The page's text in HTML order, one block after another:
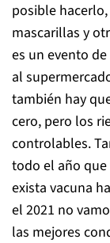
posible
mascarillas y
es un evento
al
también hay
cero, pero los
controlables.
todo el año que
exista vacuna
el 2021 no
las mejores